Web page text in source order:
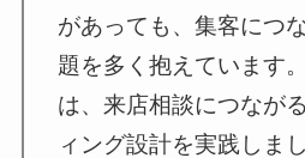
があっても、集客につ
題を多く抱えています
は、来店相談につなが
ィング設計を実践しまし